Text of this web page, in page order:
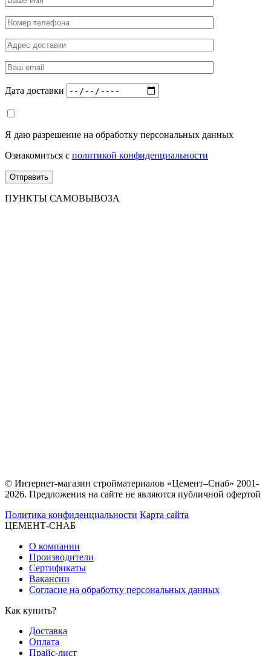
Дата доставки
Я даю разрешение на обработку персональных данных
Ознакомиться с политикой конфиденциальности
ПУНКТЫ САМОВЫВОЗА
© Интернет-магазин стройматериалов «Цемент–Снаб» 2001-
2026. Предложения на сайте не являются публичной офертой
Политика конфиденциальности Карта сайта
ЦЕМЕНТ-СНАБ
О компании
Производители
Сертификаты
Вакансии
Согласие на обработку персональных данных
Как купить?
Доставка
Оплата
Прайс-лист